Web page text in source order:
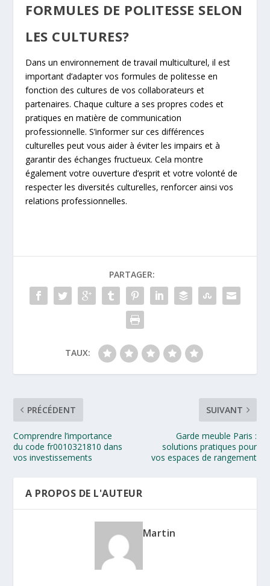
FORMULES DE POLITESSE SELON
LES CULTURES?
Dans un environnement de travail multiculturel, il est
important d’adapter vos formules de politesse en
fonction des cultures de vos collaborateurs et
partenaires. Chaque culture a ses propres codes et
pratiques en matière de communication
professionnelle. S’informer sur ces différences
culturelles peut vous aider à éviter les impairs et à
garantir des échanges fructueux. Cela montre
également votre ouverture d’esprit et votre volonté de
respecter les diversités culturelles, renforcer ainsi vos
relations professionnelles.
PARTAGER:
TAUX:
PRÉCÉDENT
Comprendre l’importance
du code fr0010321810 dans
vos investissements
SUIVANT
Garde meuble Paris :
solutions pratiques pour
vos espaces de rangement
A PROPOS DE L'AUTEUR
Martin